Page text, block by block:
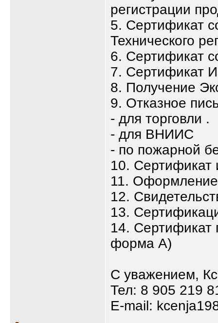
регистрации
5. Сертификат
Технического
6. Сертификат
7. Сертификат
8. Получение
9. Отказное
- для торговли .
- для ВНИИС
- по пожарной
10. Сертификат
11.
12.
13.
14. Сертификат
форма А)
С уважением,
Тел: 8 905 219
E-mail: